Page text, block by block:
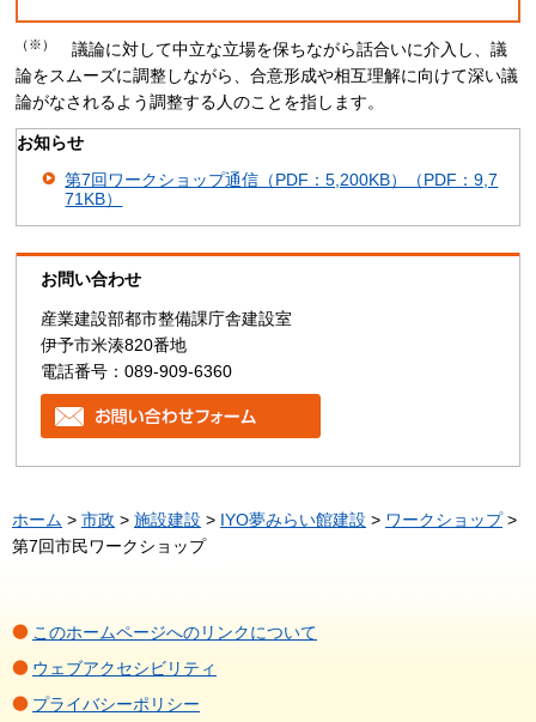
（※） 議論に対して中立な立場を保ちながら話合いに介入し、議
論をスムーズに調整しながら、合意形成や相互理解に向けて深い議
論がなされるよう調整する人のことを指します。
お知らせ
第7回ワークショップ通信（PDF：5,200KB）（PDF：9,7
71KB）
お問い合わせ
産業建設部都市整備課庁舎建設室
伊予市米湊820番地
電話番号：089-909-6360
ホーム > 市政 > 施設建設 > IYO夢みらい館建設 > ワークショップ>
第7回市民ワークショップ
このホームページへのリンクについて
ウェブアクセシビリティ
プライバシーポリシー